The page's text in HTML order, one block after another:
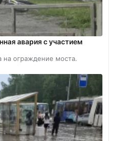
авария с участием
на ограждение моста.